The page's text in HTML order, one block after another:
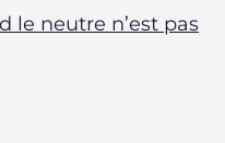
le neutre n’est pas